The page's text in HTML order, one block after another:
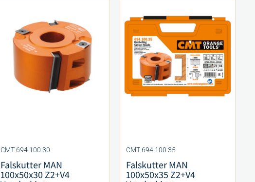
CMT 694.100.30
Falskutter MAN
100x50x30 Z2+V4
CMT 694.100.35
Falskutter MAN
100x50x35 Z2+V4